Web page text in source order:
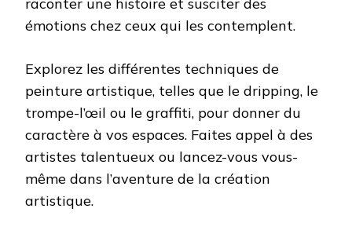
raconter une histoire et susciter des
émotions chez ceux qui les contemplent.
Explorez les différentes techniques de
peinture artistique, telles que le dripping, le
trompe-l’œil ou le graffiti, pour donner du
caractère à vos espaces. Faites appel à des
artistes talentueux ou lancez-vous vous-
même dans l’aventure de la création
artistique.